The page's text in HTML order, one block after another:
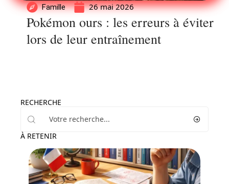
Famille 26 mai 2026
Pokémon ours : les erreurs à éviter
lors de leur entraînement
RECHERCHE
À RETENIR